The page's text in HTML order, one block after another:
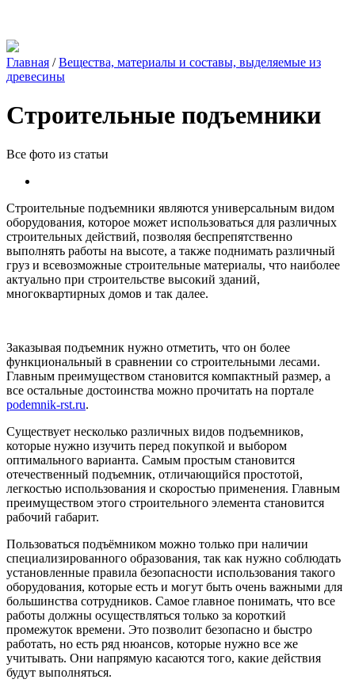
Главная /Вещества, материалы и составы, выделяемые из
древесины
Строительные подъемники
Все фото из статьи
Строительные подъемники являются универсальным видом
оборудования, которое может использоваться для различных
строительных действий, позволяя беспрепятственно
выполнять работы на высоте, а также поднимать различный
груз и всевозможные строительные материалы, что наиболее
актуально при строительстве высокий зданий,
многоквартирных домов и так далее.
Заказывая подъемник нужно отметить, что он более
функциональный в сравнении со строительными лесами.
Главным преимуществом становится компактный размер, а
все остальные достоинства можно прочитать на портале
podemnik-rst.ru.
Существует несколько различных видов подъемников,
которые нужно изучить перед покупкой и выбором
оптимального варианта. Самым простым становится
отечественный подъемник, отличающийся простотой,
легкостью использования и скоростью применения. Главным
преимуществом этого строительного элемента становится
рабочий габарит.
Пользоваться подъёмником можно только при наличии
специализированного образования, так как нужно соблюдать
установленные правила безопасности использования такого
оборудования, которые есть и могут быть очень важными для
большинства сотрудников. Самое главное понимать, что все
работы должны осуществляться только за короткий
промежуток времени. Это позволит безопасно и быстро
работать, но есть ряд нюансов, которые нужно все же
учитывать. Они напрямую касаются того, какие действия
будут выполняться.